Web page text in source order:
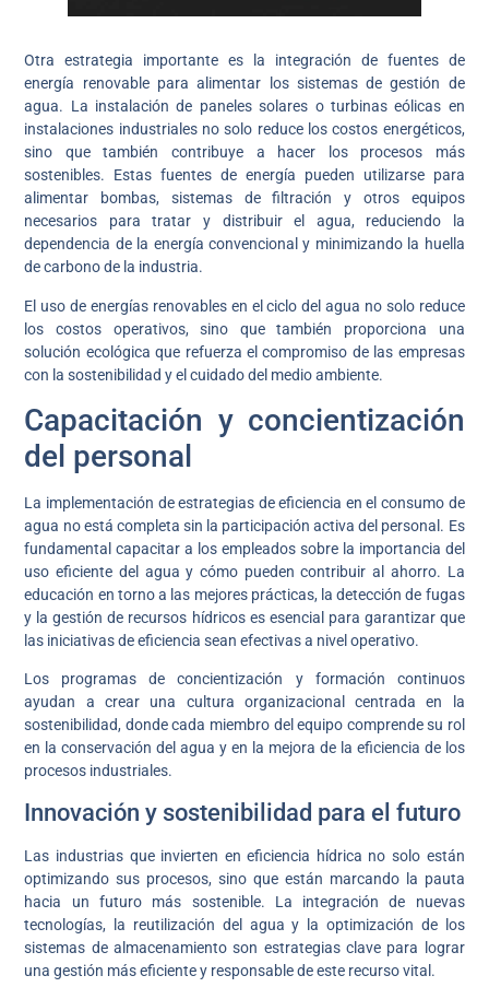
Otra estrategia importante es la integración de fuentes de
energía renovable para alimentar los sistemas de gestión de
agua. La instalación de paneles solares o turbinas eólicas en
instalaciones industriales no solo reduce los costos energéticos,
sino que también contribuye a hacer los procesos más
sostenibles. Estas fuentes de energía pueden utilizarse para
alimentar bombas, sistemas de filtración y otros equipos
necesarios para tratar y distribuir el agua, reduciendo la
dependencia de la energía convencional y minimizando la huella
de carbono de la industria.
El uso de energías renovables en el ciclo del agua no solo reduce
los costos operativos, sino que también proporciona una
solución ecológica que refuerza el compromiso de las empresas
con la sostenibilidad y el cuidado del medio ambiente.
Capacitación y concientización
del personal
La implementación de estrategias de eficiencia en el consumo de
agua no está completa sin la participación activa del personal. Es
fundamental capacitar a los empleados sobre la importancia del
uso eficiente del agua y cómo pueden contribuir al ahorro. La
educación en torno a las mejores prácticas, la detección de fugas
y la gestión de recursos hídricos es esencial para garantizar que
las iniciativas de eficiencia sean efectivas a nivel operativo.
Los programas de concientización y formación continuos
ayudan a crear una cultura organizacional centrada en la
sostenibilidad, donde cada miembro del equipo comprende su rol
en la conservación del agua y en la mejora de la eficiencia de los
procesos industriales.
Innovación y sostenibilidad para el futuro
Las industrias que invierten en eficiencia hídrica no solo están
optimizando sus procesos, sino que están marcando la pauta
hacia un futuro más sostenible. La integración de nuevas
tecnologías, la reutilización del agua y la optimización de los
sistemas de almacenamiento son estrategias clave para lograr
una gestión más eficiente y responsable de este recurso vital.